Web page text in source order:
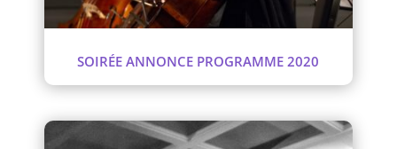
SOIRÉE ANNONCE PROGRAMME 2020